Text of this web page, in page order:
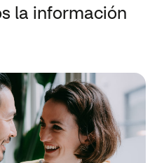
la información